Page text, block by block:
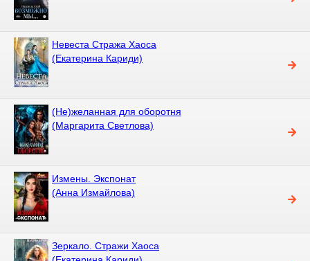
Невеста Стража Хаоса
(Екатерина Кариди)
(Не)желанная для оборотня
(Маргарита Светлова)
Измены. Экспонат
(Анна Измайлова)
Зеркало. Стражи Хаоса